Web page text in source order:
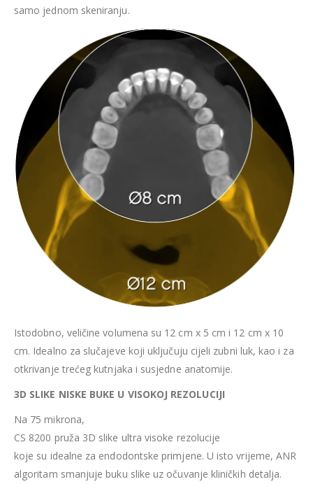
samo jednom skeniranju.
Istodobno, veličine volumena su 12 cm x 5 cm i 12 cm x 10
cm. Idealno za slučajeve koji uključuju cijeli zubni luk, kao i za
otkrivanje trećeg kutnjaka i susjedne anatomije.
3D SLIKE NISKE BUKE U VISOKOJ REZOLUCIJI
Na 75 mikrona,
CS 8200 pruža 3D slike ultra visoke rezolucije
koje su idealne za endodontske primjene. U isto vrijeme, ANR
algoritam smanjuje buku slike uz očuvanje kliničkih detalja.